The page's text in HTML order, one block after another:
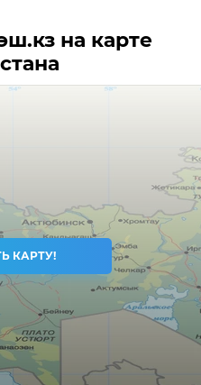
на карте
КАРТУ!